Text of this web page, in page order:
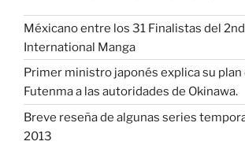
Méxicano entre los 31 Finalistas del
International Manga
Primer ministro japonés explica su plan
Futenma a las autoridades de Okinawa.
Breve reseña de algunas series
2013